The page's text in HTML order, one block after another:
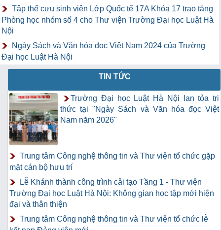
Tập thể cựu sinh viên Lớp Quốc tế 17A Khóa 17 trao tặng
Phòng học nhóm số 4 cho Thư viện Trường Đại học Luật Hà
Nội
Ngày Sách và Văn hóa đọc Việt Nam 2024 của Trường
Đại học Luật Hà Nội
TIN TỨC
Trường Đại học Luật Hà Nội lan tỏa tri
thức tại "Ngày Sách và Văn hóa đọc Việt
Nam năm 2026"
Trung tâm Công nghệ thông tin và Thư viện tổ chức gặp
mặt cán bộ hưu trí
Lễ Khánh thành công trình cải tạo Tầng 1 - Thư viện
Trường Đại học Luật Hà Nội: Không gian học tập mới hiện
đại và thân thiện
Trung tâm Công nghệ thông tin và Thư viện tổ chức lễ